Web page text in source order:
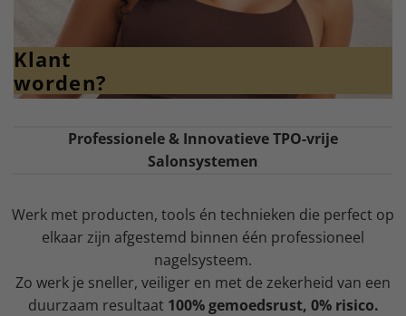
Klant
worden?
Professionele & Innovatieve TPO-vrije
Salonsystemen
Werk met producten, tools én technieken die perfect op
elkaar zijn afgestemd binnen één professioneel
nagelsysteem.
Zo werk je sneller, veiliger en met de zekerheid van een
duurzaam resultaat 100% gemoedsrust, 0% risico.